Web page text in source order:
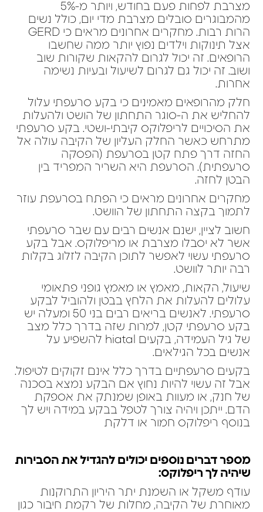
מצרבת לפחות פעם בחודש, ויותר מ-5%
מהמבוגרים סובלים מצרבת מדי יום, כולל נשים
הרות רבות. מחקרים אחרונים מראים כי GERD
אצל תינוקות וילדים נפוץ יותר ממה שחשבו
הרופאים. זה יכול לגרום להקאות שקורות שוב
ושוב. זה יכול גם לגרום לשיעול ובעיות נשימה
אחרות.
חלק מהרופאים מאמינים כי בקע סרעפתי עלול
להחליש את ה-סוגר התחתון של הושט ולהעלות
את הסיכויים לריפלוקס קיבתי-ושטי. בקע סרעפתי
מתרחש כאשר החלק העליון של הקיבה עולה אל
החזה דרך פתח קטן בסרעפת (הפסקה
סרעפתית). הסרעפת היא השריר המפריד בין
הבטן לחזה.
מחקרים אחרונים מראים כי הפתח בסרעפת עוזר
לתמוך בקצה התחתון של הוושט.
חשוב לציין, ישנם אנשים רבים עם שבר סרעפתי
אשר לא יסבלו מצרבת או מריפלוקס. אבל בקע
סרעפתי עשוי לאפשר לתוכן הקיבה לזלוג בקלות
רבה יותר לוושט.
שיעול, הקאות, מאמץ או מאמץ גופני פתאומי
עלולים להעלות את הלחץ בבטן ולהוביל לבקע
סרעפתי. לאנשים בריאים רבים בני 50 ומעלה יש
בקע סרעפתי קטן, למרות שזה בדרך כלל מצב
של גיל העמידה, בקעים hiatal להשפיע על
אנשים בכל הגילאים.
בקעים סרעפתיים בדרך כלל אינם זקוקים לטיפול.
אבל זה עשוי להיות נחוץ אם הבקע נמצא בסכנה
של חנק, או מעוות באופן שמנתק את אספקת
הדם. ייתכן ויהיה צורך לטפל בבקע במידה ויש לך
בנוסף ריפלוקס חמור או דלקת
מספר דברים נוספים יכולים להגדיל את הסבירות
שיהיה לך ריפלוקס:
עודף משקל או השמנת יתר היריון התרוקנות
מאוחרת של הקיבה, מחלות של רקמת חיבור כגון